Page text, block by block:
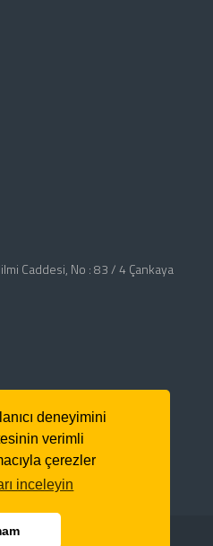
deneyimini
verimli
çerezler
inceleyin
Caddesi, No : 83 / 4 Çankaya